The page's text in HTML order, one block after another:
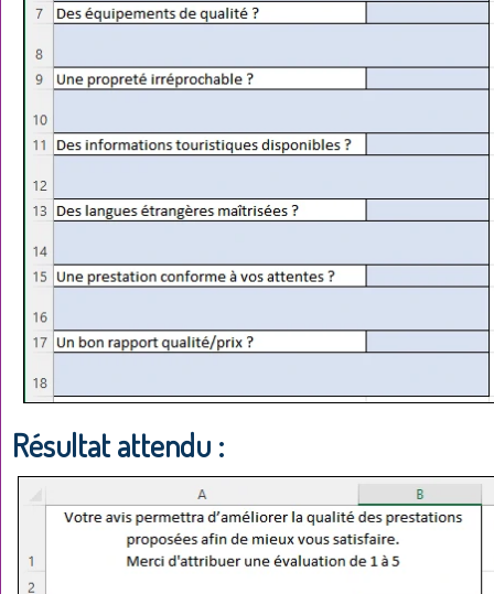
Résultat attendu :